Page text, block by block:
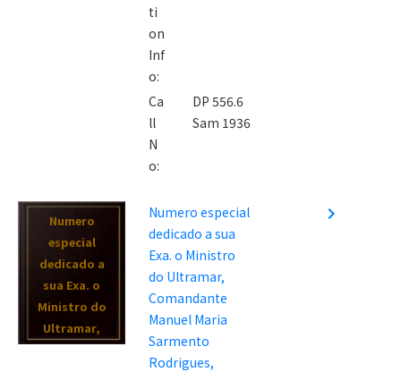
ti
on
Inf
o:
Ca
ll
N
o:
DP 556.6
Sam 1936
Numero
especial
dedicado a
sua Exa. o
Ministro do
Ultramar,
Comandante
Numero especial
dedicado a sua
Exa. o Ministro
do Ultramar,
Comandante
Manuel Maria
Sarmento
Rodrigues,
navigate_next